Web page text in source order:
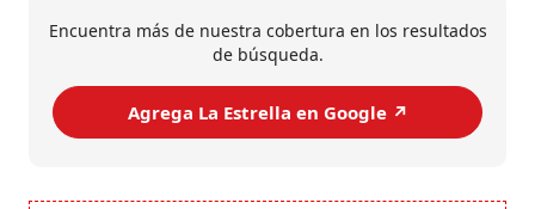
Encuentra más de nuestra cobertura en los resultados
de búsqueda.
Agrega La Estrella en Google ↗️